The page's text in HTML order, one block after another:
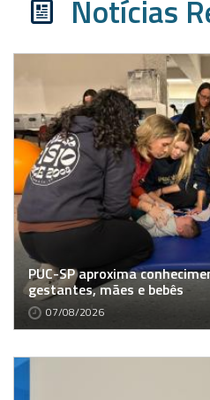
Notícias
PUC-SP aproxima
gestantes, mães e bebês
07/08/2026